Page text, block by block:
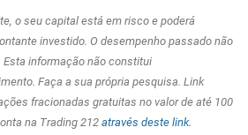
o seu capital está em risco e poderá
investido. O desempenho passado não
informação não constitui
Faça a sua própria pesquisa. Link
fracionadas gratuitas no valor de até 100
na Trading 212 através deste link.